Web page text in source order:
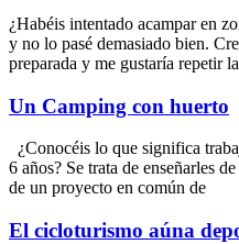
¿Habéis intentado acampar en
y no lo pasé demasiado bien.
preparada y me gustaría repetir
Un Camping con huerto
¿Conocéis lo que significa
6 años? Se trata de enseñarles
de un proyecto en común de
El cicloturismo aúna